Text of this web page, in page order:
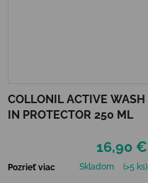
COLLONIL ACTIVE WASH
IN PROTECTOR 250 ML
16,90 €
Pozrieť viac Skladom (>5 ks)